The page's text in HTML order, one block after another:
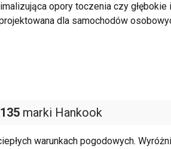
opory toczenia czy
dla samochodów
marki Hankook
warunkach pogodowych.